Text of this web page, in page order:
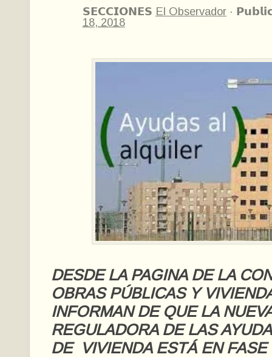
𝗦𝗘𝗖𝗖𝗜𝗢𝗡𝗘𝗦 El Observador ·
18, 2018
DESDE LA PAGINA DE LA
OBRAS PÚBLICAS Y
INFORMAN DE QUE LA
REGULADORA DE LAS
DE VIVIENDA ESTÁ EN FASE